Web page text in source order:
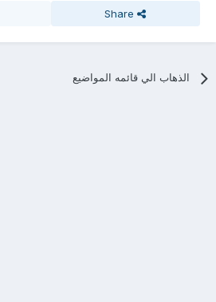
Share
الذهاب الي قائمه المواضيع